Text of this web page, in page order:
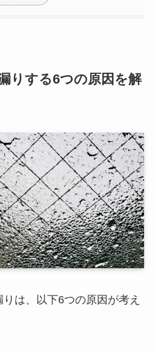
りする6つの原因を解
は、以下6つの原因が考え